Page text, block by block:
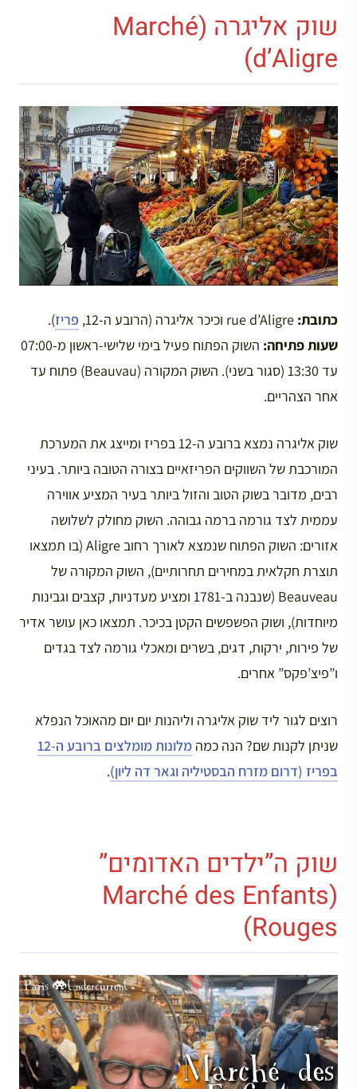
שוק אליגרה (Marché
d’Aligre)
כתובת: פריז).
שעות פתיחה:
השוק הפתוח פעיל בימי שלישי-ראשון מ-07:00
עד 13:30 (סגור בשני). השוק המקורה (Beauvau) פתוח עד
אחר הצהריים.
שוק אליגרה נמצא ברובע ה-12 בפריז ומייצג את המערכת
המורכבת של השווקים הפריזאיים בצורה הטובה ביותר. בעיני
רבים, מדובר בשוק הטוב והזול ביותר בעיר המציע אווירה
עממית לצד גורמה ברמה גבוהה. השוק מחולק לשלושה
אזורים: השוק הפתוח שנמצא לאורך רחוב Aligre (בו תמצאו
תוצרת חקלאית במחירים תחרותיים), השוק המקורה של
Beauveau (שנבנה ב-1781 ומציע מעדניות, קצבים וגבינות
מיוחדות), ושוק הפשפשים הקטן בכיכר. תמצאו כאן עושר אדיר
של פירות, ירקות, דגים, בשרים ומאכלי גורמה לצד בגדים
ו”פיצ’פקס” אחרים.
רוצים לגור ליד שוק אליגרה וליהנות יום יום מהאוכל הנפלא
שניתן לקנות שם? הנה כמה
מלונות מומלצים ברובע ה-12
בפריז (דרום מזרח הבסטיליה וגאר דה ליון).
שוק ה”ילדים האדומים”
(Marché des Enfants
Rouges)